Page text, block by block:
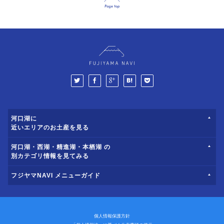
河口湖に
近いエリアのお土産を見る
河口湖・西湖・精進湖・本栖湖 の
別カテゴリ情報を見てみる
フジヤマNAVI メニューガイド
個人情報保護方針